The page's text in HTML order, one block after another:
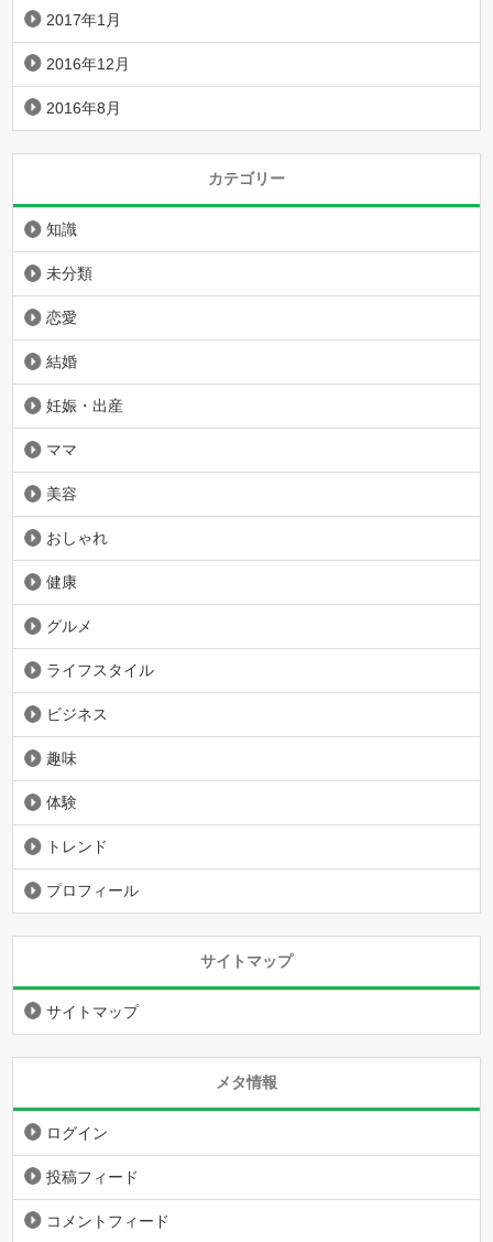
2017年1月
2016年12月
2016年8月
カテゴリー
知識
未分類
恋愛
結婚
妊娠・出産
ママ
美容
おしゃれ
健康
グルメ
ライフスタイル
ビジネス
趣味
体験
トレンド
プロフィール
サイトマップ
サイトマップ
メタ情報
ログイン
投稿フィード
コメントフィード